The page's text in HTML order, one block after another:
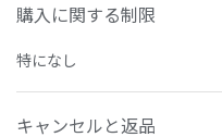
購入に関する制限
特になし
キャンセルと返品